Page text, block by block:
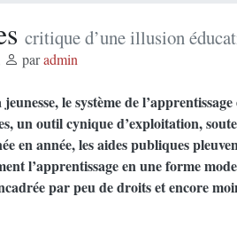
critique d’une illusion
paradmin
le système de l’apprentissage
un outil cynique d’exploitation,
en année, les aides publiques
l’apprentissage en une forme
par peu de droits et encore